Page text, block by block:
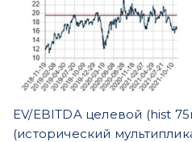
EV/EBITDA целевой (hist
(исторический